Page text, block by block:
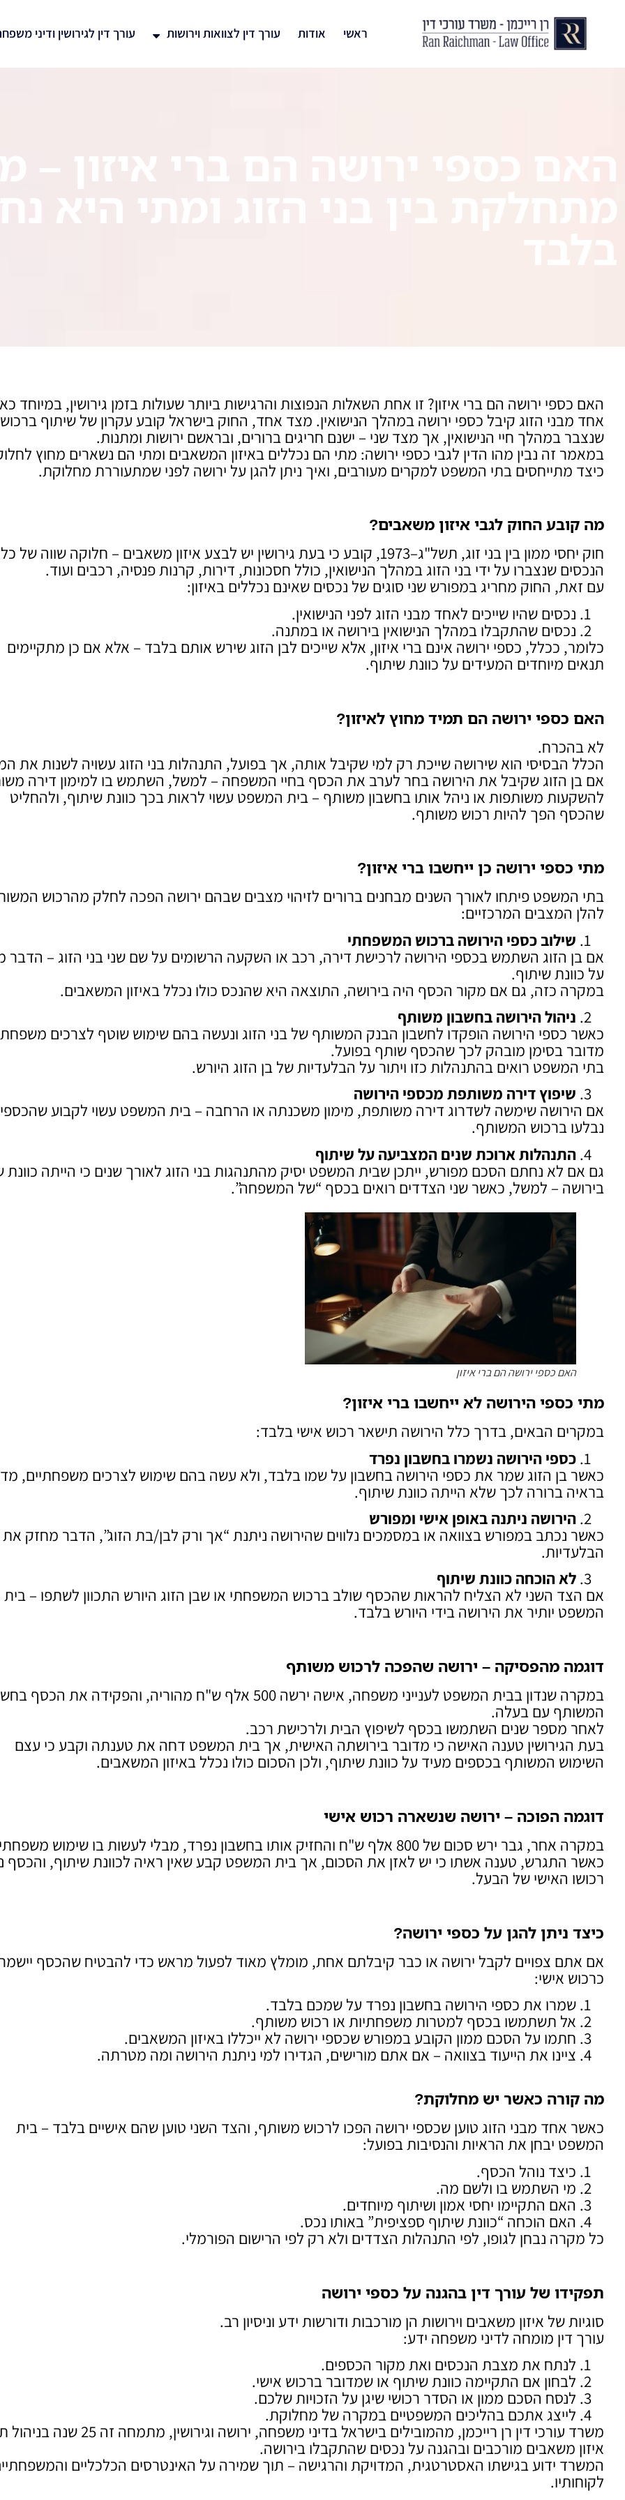
ראשי אודות עורך דין לצוואות וירושות עורך דין לגירושין ודיני
האם כספי ירושה הם ברי איזון? זו אחת השאלות הנפוצות והרגישות ביותר שעולות בזמן גירושין, במיוחד
אחד מבני הזוג קיבל כספי ירושה במהלך הנישואין. מצד אחד, החוק בישראל קובע עקרון של שיתוף ברכוש
שנצבר במהלך חיי הנישואין, אך מצד שני – ישנם חריגים ברורים, ובראשם ירושות ומתנות.
במאמר זה נבין מהו הדין לגבי כספי ירושה: מתי הם נכללים באיזון המשאבים ומתי הם נשארים מחוץ
כיצד מתייחסים בתי המשפט למקרים מעורבים, ואיך ניתן להגן על ירושה לפני שמתעוררת מחלוקת.
מה קובע החוק לגבי איזון משאבים?
חוק יחסי ממון בין בני זוג, תשל"ג–1973, קובע כי בעת גירושין יש לבצע איזון משאבים – חלוקה שווה של
הנכסים שנצברו על ידי בני הזוג במהלך הנישואין, כולל חסכונות, דירות, קרנות פנסיה, רכבים ועוד.
עם זאת, החוק מחריג במפורש שני סוגים של נכסים שאינם נכללים באיזון:
נכסים שהיו שייכים לאחד מבני הזוג לפני הנישואין.
נכסים שהתקבלו במהלך הנישואין בירושה או במתנה.
כלומר, ככלל, כספי ירושה אינם ברי איזון, אלא שייכים לבן הזוג שירש אותם בלבד – אלא אם כן מתקיימים
תנאים מיוחדים המעידים על כוונת שיתוף.
האם כספי ירושה הם תמיד מחוץ לאיזון?
לא בהכרח.
הכלל הבסיסי הוא שירושה שייכת רק למי שקיבל אותה, אך בפועל, התנהלות בני הזוג עשויה לשנות את
אם בן הזוג שקיבל את הירושה בחר לערב את הכסף בחיי המשפחה – למשל, השתמש בו למימון דירה
להשקעות משותפות או ניהל אותו בחשבון משותף – בית המשפט עשוי לראות בכך כוונת שיתוף, ולהחליט
שהכסף הפך להיות רכוש משותף.
מתי כספי ירושה כן ייחשבו ברי איזון?
בתי המשפט פיתחו לאורך השנים מבחנים ברורים לזיהוי מצבים שבהם ירושה הפכה לחלק מהרכוש
להלן המצבים המרכזיים:
שילוב כספי הירושה ברכוש המשפחתי
אם בן הזוג השתמש בכספי הירושה לרכישת דירה, רכב או השקעה הרשומים על שם שני בני הזוג – הדבר
על כוונת שיתוף.
במקרה כזה, גם אם מקור הכסף היה בירושה, התוצאה היא שהנכס כולו נכלל באיזון המשאבים.
ניהול הירושה בחשבון משותף
כאשר כספי הירושה הופקדו לחשבון הבנק המשותף של בני הזוג ונעשה בהם שימוש שוטף לצרכים
מדובר בסימן מובהק לכך שהכסף שותף בפועל.
בתי המשפט רואים בהתנהלות כזו ויתור על הבלעדיות של בן הזוג היורש.
שיפוץ דירה משותפת מכספי הירושה
אם הירושה שימשה לשדרוג דירה משותפת, מימון משכנתה או הרחבה – בית המשפט עשוי לקבוע
נבלעו ברכוש המשותף.
התנהלות ארוכת שנים המצביעה על שיתוף
גם אם לא נחתם הסכם מפורש, ייתכן שבית המשפט יסיק מהתנהגות בני הזוג לאורך שנים כי הייתה כוונת
בירושה – למשל, כאשר שני הצדדים רואים בכסף “של המשפחה”.
האם כספי ירושה הם ברי איזון
מתי כספי הירושה לא ייחשבו ברי איזון?
במקרים הבאים, בדרך כלל הירושה תישאר רכוש אישי בלבד:
כספי הירושה נשמרו בחשבון נפרד
כאשר בן הזוג שמר את כספי הירושה בחשבון על שמו בלבד, ולא עשה בהם שימוש לצרכים משפחתיים,
בראיה ברורה לכך שלא הייתה כוונת שיתוף.
הירושה ניתנה באופן אישי ומפורש
כאשר נכתב במפורש בצוואה או במסמכים נלווים שהירושה ניתנת “אך ורק לבן/בת הזוג”, הדבר מחזק את
הבלעדיות.
לא הוכחה כוונת שיתוף
אם הצד השני לא הצליח להראות שהכסף שולב ברכוש המשפחתי או שבן הזוג היורש התכוון לשתפו – בית
המשפט יותיר את הירושה בידי היורש בלבד.
דוגמה מהפסיקה – ירושה שהפכה לרכוש משותף
במקרה שנדון בבית המשפט לענייני משפחה, אישה ירשה 500 אלף ש"ח מהוריה, והפקידה את הכסף
המשותף עם בעלה.
לאחר מספר שנים השתמשו בכסף לשיפוץ הבית ולרכישת רכב.
בעת הגירושין טענה האישה כי מדובר בירושתה האישית, אך בית המשפט דחה את טענתה וקבע כי עצם
השימוש המשותף בכספים מעיד על כוונת שיתוף, ולכן הסכום כולו נכלל באיזון המשאבים.
דוגמה הפוכה – ירושה שנשארה רכוש אישי
במקרה אחר, גבר ירש סכום של 800 אלף ש"ח והחזיק אותו בחשבון נפרד, מבלי לעשות בו שימוש משפחתי.
כאשר התגרש, טענה אשתו כי יש לאזן את הסכום, אך בית המשפט קבע שאין ראיה לכוונת שיתוף, והכסף
רכושו האישי של הבעל.
כיצד ניתן להגן על כספי ירושה?
אם אתם צפויים לקבל ירושה או כבר קיבלתם אחת, מומלץ מאוד לפעול מראש כדי להבטיח שהכסף
כרכוש אישי:
שמרו את כספי הירושה בחשבון נפרד על שמכם בלבד.
אל תשתמשו בכסף למטרות משפחתיות או רכוש משותף.
חתמו על הסכם ממון הקובע במפורש שכספי ירושה לא ייכללו באיזון המשאבים.
ציינו את הייעוד בצוואה – אם אתם מורישים, הגדירו למי ניתנת הירושה ומה מטרתה.
מה קורה כאשר יש מחלוקת?
כאשר אחד מבני הזוג טוען שכספי ירושה הפכו לרכוש משותף, והצד השני טוען שהם אישיים בלבד – בית
המשפט יבחן את הראיות והנסיבות בפועל:
כיצד נוהל הכסף.
מי השתמש בו ולשם מה.
האם התקיימו יחסי אמון ושיתוף מיוחדים.
האם הוכחה “כוונת שיתוף ספציפית” באותו נכס.
כל מקרה נבחן לגופו, לפי התנהלות הצדדים ולא רק לפי הרישום הפורמלי.
תפקידו של עורך דין בהגנה על כספי ירושה
סוגיות של איזון משאבים וירושות הן מורכבות ודורשות ידע וניסיון רב.
עורך דין מומחה לדיני משפחה ידע:
לנתח את מצבת הנכסים ואת מקור הכספים.
לבחון אם התקיימה כוונת שיתוף או שמדובר ברכוש אישי.
לנסח הסכם ממון או הסדר רכושי שיגן על הזכויות שלכם.
לייצג אתכם בהליכים המשפטיים במקרה של מחלוקת.
משרד עורכי דין רן רייכמן, מהמובילים בישראל בדיני משפחה, ירושה וגירושין,
איזון משאבים מורכבים ובהגנה על נכסים שהתקבלו בירושה.
המשרד ידוע בגישתו האסטרטגית, המדויקת והרגישה – תוך שמירה על האינטרסים הכלכליים
לקוחותיו.